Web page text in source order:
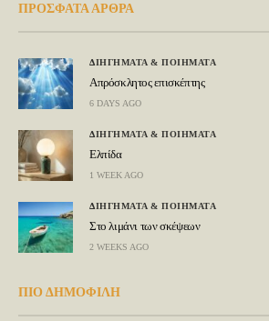
ΠΡΟΣΦΑΤΑ ΑΡΘΡΑ
ΔΙΗΓΗΜΑΤΑ & ΠΟΙΗΜΑΤΑ
Απρόσκλητος επισκέπτης
6 DAYS AGO
ΔΙΗΓΗΜΑΤΑ & ΠΟΙΗΜΑΤΑ
Ελπίδα
1 WEEK AGO
ΔΙΗΓΗΜΑΤΑ & ΠΟΙΗΜΑΤΑ
Στο λιμάνι των σκέψεων
2 WEEKS AGO
ΠΙΟ ΔΗΜΟΦΙΛΗ